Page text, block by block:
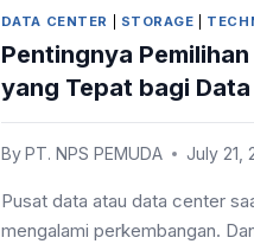
DATA CENTER STORAGE
Pentingnya
yang Tepat bagi
ByPT. NPS PEMUDA July 21,
Pusat data atau data center
mengalami perkembangan.